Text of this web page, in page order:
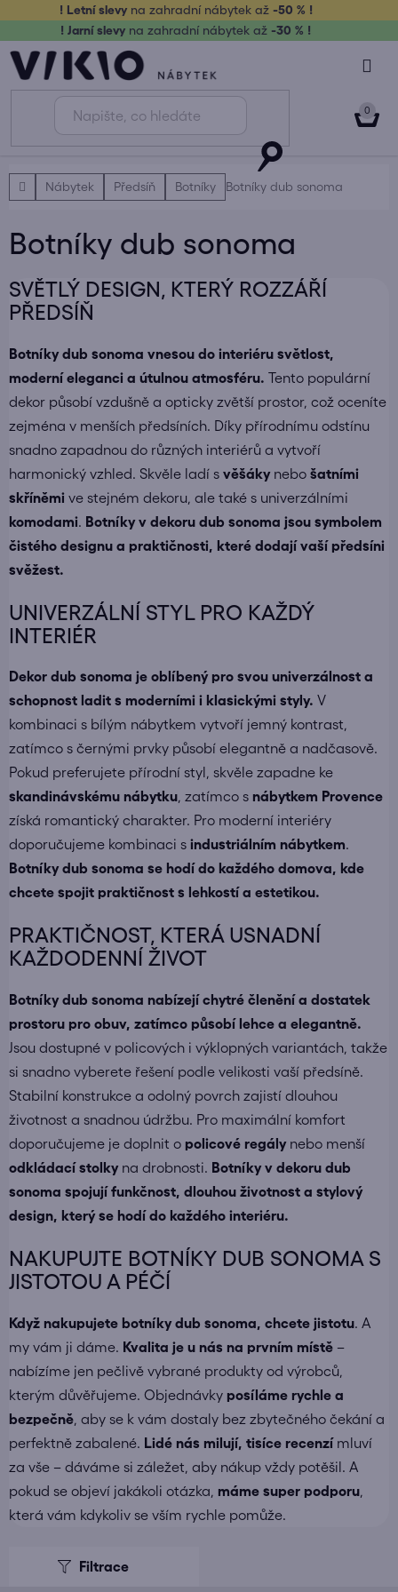
obsah
! Letní slevy na zahradní nábytek až-50 % !
! Jarní slevy na zahradní nábytek až -30 % !
DomůNábytek Předsíň Botníky Botníky dub sonoma
Botníky dub sonoma
SVĚTLÝ DESIGN, KTERÝ ROZZÁŘÍ
PŘEDSÍŇ
Botníky dub sonoma vnesou do interiéru světlost,
moderní eleganci a útulnou atmosféru. Tento populární
dekor působí vzdušně a opticky zvětší prostor, což oceníte
zejména v menších předsíních. Díky přírodnímu odstínu
snadno zapadnou do různých interiérů a vytvoří
harmonický vzhled. Skvěle ladí s věšákynebo šatními
skříněmi ve stejném dekoru, ale také s univerzálními
komodami Botníky v dekoru dub sonoma jsou symbolem
čistého designu a praktičnosti, které dodají vaší předsíni
svěžest.
UNIVERZÁLNÍ STYL PRO KAŽDÝ
INTERIÉR
Dekor dub sonoma je oblíbený pro svou univerzálnost a
schopnost ladit s moderními i klasickými styly. V
kombinaci s bílým nábytkem vytvoří jemný kontrast,
zatímco s černými prvky působí elegantně a nadčasově.
Pokud preferujete přírodní styl, skvěle zapadne ke
skandinávskému nábytku , zatímco s nábytkem Provence
získá romantický charakter. Pro moderní interiéry
doporučujeme kombinaci s industriálním nábytkem.
Botníky dub sonoma se hodí do každého domova, kde
chcete spojit praktičnost s lehkostí a estetikou.
PRAKTIČNOST, KTERÁ USNADNÍ
KAŽDODENNÍ ŽIVOT
Botníky dub sonoma nabízejí chytré členění a dostatek
prostoru pro obuv, zatímco působí lehce a elegantně.
Jsou dostupné v policových i výklopných variantách, takže
si snadno vyberete řešení podle velikosti vaší předsíně.
Stabilní konstrukce a odolný povrch zajistí dlouhou
životnost a snadnou údržbu. Pro maximální komfort
doporučujeme je doplnit o policové regálynebo menší
odkládací stolkyna drobnosti. Botníky v dekoru dub
sonoma spojují funkčnost, dlouhou životnost a stylový
design, který se hodí do každého interiéru.
NAKUPUJTE BOTNÍKY DUB SONOMA S
JISTOTOU A PÉČÍ
Když nakupujete botníky dub sonoma, chcete jistotu. A
my vám ji dáme. Kvalita je u nás na prvním místě –
nabízíme jen pečlivě vybrané produkty od výrobců,
kterým důvěřujeme. Objednávky posíláme rychle a
bezpečně , aby se k vám dostaly bez zbytečného čekání a
perfektně zabalené. Lidé nás milují, tisíce recenzímluví
za vše – dáváme si záležet, aby nákup vždy potěšil. A
pokud se objeví jakákoli otázka, máme super podporu
která vám kdykoliv se vším rychle pomůže.